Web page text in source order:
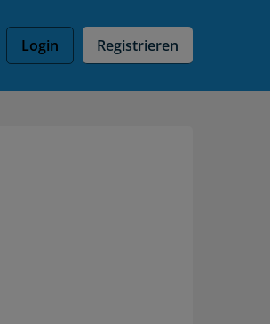
Login Registrieren